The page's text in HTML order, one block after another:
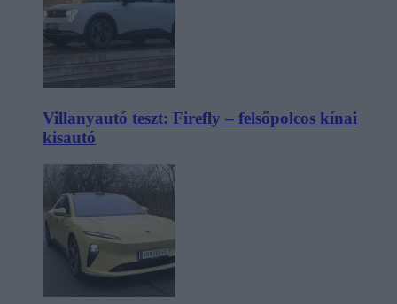
Villanyautó teszt: Firefly – felsőpolcos kínai
kisautó